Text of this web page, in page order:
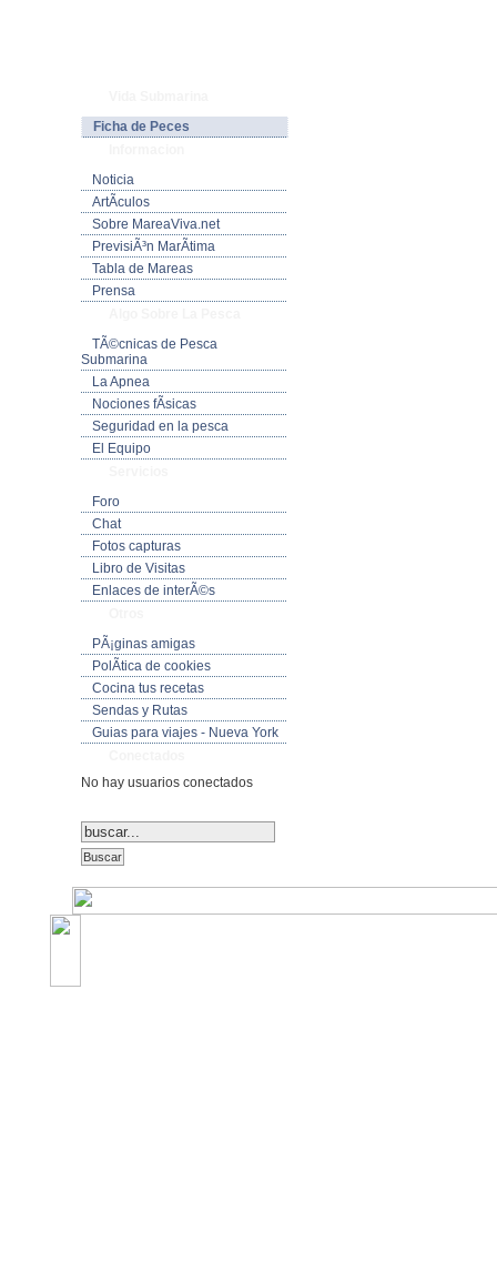
Ficha de Peces
Noticia
ArtÃ­culos
Sobre MareaViva.net
PrevisiÃ³n MarÃ­tima
Tabla de Mareas
Prensa
TÃ©cnicas de Pesca
Submarina
La Apnea
Nociones fÃ­sicas
Seguridad en la pesca
El Equipo
Foro
Chat
Fotos capturas
Libro de Visitas
Enlaces de interÃ©s
PÃ¡ginas amigas
PolÃ­tica de cookies
Cocina tus recetas
Sendas y Rutas
Guias para viajes - Nueva York
No hay usuarios conectados